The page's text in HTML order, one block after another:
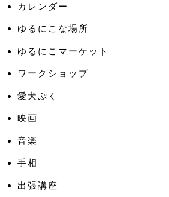
カレンダー
ゆるにこな場所
ゆるにこマーケット
ワークショップ
愛犬ぷく
映画
音楽
手相
出張講座